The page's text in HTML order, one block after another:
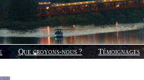
Que croyons-nous ?
Témoignages